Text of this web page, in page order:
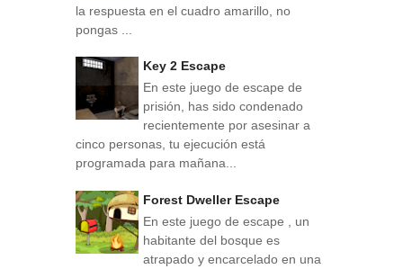
la respuesta en el cuadro amarillo, no
pongas ...
Key 2 Escape
En este juego de escape de
prisión, has sido condenado
recientemente por asesinar a
cinco personas, tu ejecución está
programada para mañana...
Forest Dweller Escape
En este juego de escape , un
habitante del bosque es
atrapado y encarcelado en una